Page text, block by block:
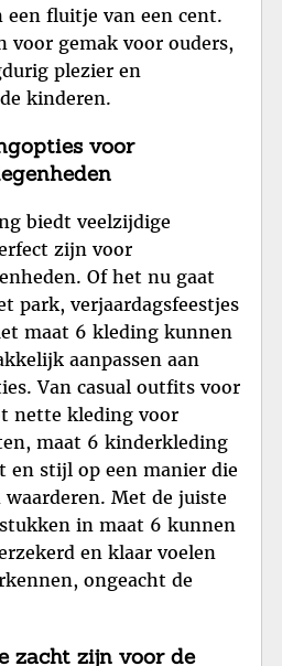
een fluitje van een cent.
voor gemak voor ouders,
plezier en
kinderen.
voor
biedt veelzijdige
zijn voor
Of het nu gaat
park, verjaardagsfeestjes
maat 6 kleding kunnen
aanpassen aan
Van casual outfits voor
nette kleding voor
maat 6 kinderkleding
en stijl op een manier die
Met de juiste
in maat 6 kunnen
en klaar voelen
ongeacht de
zacht zijn voor de